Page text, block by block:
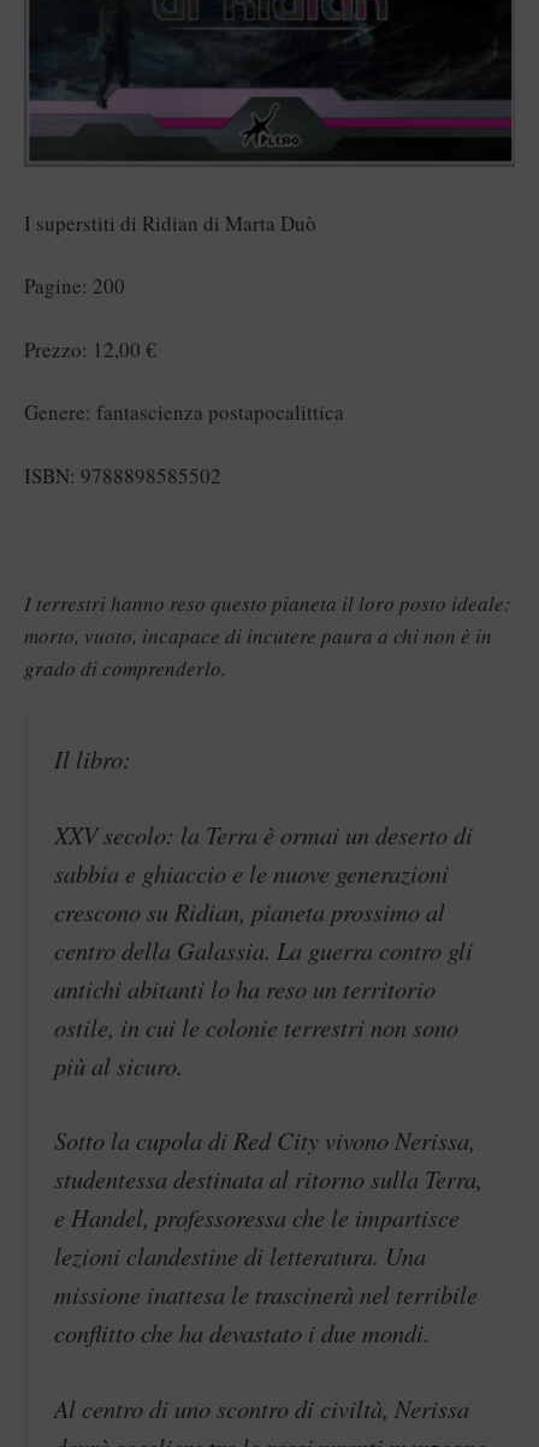
I superstiti di Ridian di Marta Duò
Pagine: 200
Prezzo: 12,00 €
Genere: fantascienza postapocalittica
ISBN: 9788898585502
I terrestri hanno reso questo pianeta il loro posto ideale:
morto, vuoto, incapace di incutere paura a chi non è in
grado di comprenderlo.
Il libro:
XXV secolo: la Terra è ormai un deserto di
sabbia e ghiaccio e le nuove generazioni
crescono su Ridian, pianeta prossimo al
centro della Galassia. La guerra contro gli
antichi abitanti lo ha reso un territorio
ostile, in cui le colonie terrestri non sono
più al sicuro.
Sotto la cupola di Red City vivono Nerissa,
studentessa destinata al ritorno sulla Terra,
e Handel, professoressa che le impartisce
lezioni clandestine di letteratura. Una
missione inattesa le trascinerà nel terribile
conflitto che ha devastato i due mondi.
Al centro di uno scontro di civiltà, Nerissa